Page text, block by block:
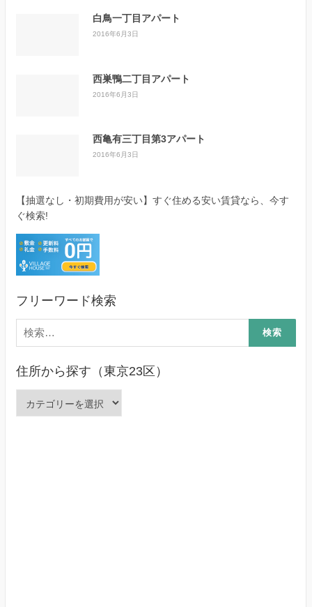
白鳥一丁目アパート
2016年6月3日
西巣鴨二丁目アパート
2016年6月3日
西亀有三丁目第3アパート
2016年6月3日
【抽選なし・初期費用が安い】すぐ住める安い賃貸なら、今す
ぐ検索!
フリーワード検索
検
索:
住所から探す（東京23区）